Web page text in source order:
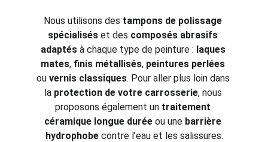
Nous utilisons des tampons de polissage
spécialisés et des composés abrasifs
adaptés à chaque type de peinture : laques
mates, finis métallisés, peintures perlées
ou vernis classiques. Pour aller plus loin dans
la protection de votre carrosserie, nous
proposons également un traitement
céramique longue durée ou une barrière
hydrophobe contre l’eau et les salissures.